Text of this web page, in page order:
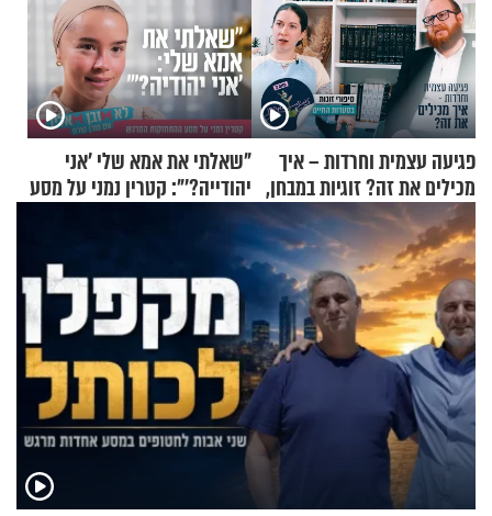
פגיעה עצמית וחרדות – איך
מכילים את זה? זוגיות במבחן,
הפעם עם יהודית ואלתר כהן
"שאלתי את אמא שלי 'אני
יהודייה?'": קטרין נמני על מסע
ההתחזקות המרגש